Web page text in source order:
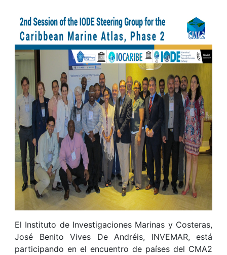
El Instituto de Investigaciones Marinas y Costeras,
José Benito Vives De Andréis, INVEMAR, está
participando en el encuentro de países del CMA2